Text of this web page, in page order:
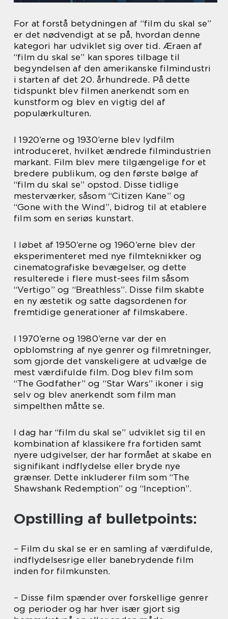
For at forstå betydningen af “film du skal se”
er det nødvendigt at se på, hvordan denne
kategori har udviklet sig over tid. Æraen af
“film du skal se” kan spores tilbage til
begyndelsen af den amerikanske filmindustri
i starten af det 20. århundrede. På dette
tidspunkt blev filmen anerkendt som en
kunstform og blev en vigtig del af
populærkulturen.
I 1920’erne og 1930’erne blev lydfilm
introduceret, hvilket ændrede filmindustrien
markant. Film blev mere tilgængelige for et
bredere publikum, og den første bølge af
“film du skal se” opstod. Disse tidlige
mesterværker, såsom “Citizen Kane” og
“Gone with the Wind”, bidrog til at etablere
film som en seriøs kunstart.
I løbet af 1950’erne og 1960’erne blev der
eksperimenteret med nye filmteknikker og
cinematografiske bevægelser, og dette
resulterede i flere must-sees film såsom
“Vertigo” og “Breathless”. Disse film skabte
en ny æstetik og satte dagsordenen for
fremtidige generationer af filmskabere.
I 1970’erne og 1980’erne var der en
opblomstring af nye genrer og filmretninger,
som gjorde det vanskeligere at udvælge de
mest værdifulde film. Dog blev film som
“The Godfather” og “Star Wars” ikoner i sig
selv og blev anerkendt som film man
simpelthen måtte se.
I dag har “film du skal se” udviklet sig til en
kombination af klassikere fra fortiden samt
nyere udgivelser, der har formået at skabe en
signifikant indflydelse eller bryde nye
grænser. Dette inkluderer film som “The
Shawshank Redemption” og “Inception”.
Opstilling af bulletpoints:
– Film du skal se er en samling af værdifulde,
indflydelsesrige eller banebrydende film
inden for filmkunsten.
– Disse film spænder over forskellige genrer
og perioder og har hver især gjort sig